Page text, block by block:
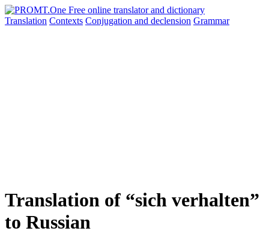
Translation Contexts Conjugation and declension Grammar
Translation of “sich verhalten”
to Russian